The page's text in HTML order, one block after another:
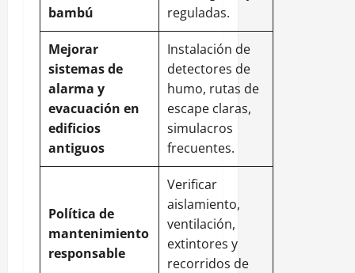
bambú
reguladas.
Mejorar
sistemas de
alarma y
evacuación en
edificios
antiguos
Instalación de
detectores de
humo, rutas de
escape claras,
simulacros
frecuentes.
Política de
mantenimiento
responsable
Verificar
aislamiento,
ventilación,
extintores y
recorridos de